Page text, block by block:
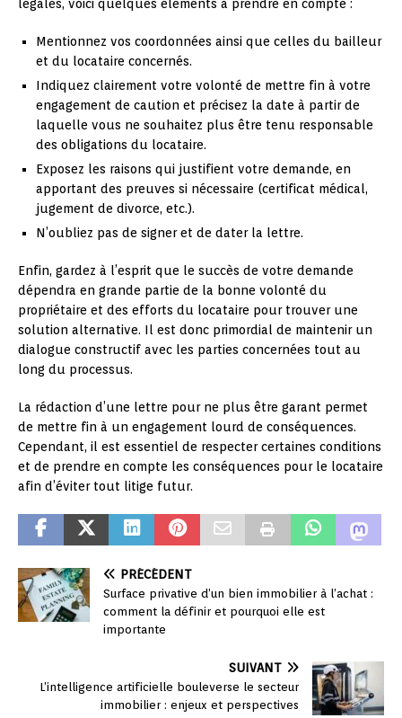
légales, voici quelques éléments à prendre en compte :
Mentionnez vos coordonnées ainsi que celles du bailleur
et du locataire concernés.
Indiquez clairement votre volonté de mettre fin à votre
engagement de caution et précisez la date à partir de
laquelle vous ne souhaitez plus être tenu responsable
des obligations du locataire.
Exposez les raisons qui justifient votre demande, en
apportant des preuves si nécessaire (certificat médical,
jugement de divorce, etc.).
N’oubliez pas de signer et de dater la lettre.
Enfin, gardez à l’esprit que le succès de votre demande
dépendra en grande partie de la bonne volonté du
propriétaire et des efforts du locataire pour trouver une
solution alternative. Il est donc primordial de maintenir un
dialogue constructif avec les parties concernées tout au
long du processus.
La rédaction d’une lettre pour ne plus être garant permet
de mettre fin à un engagement lourd de conséquences.
Cependant, il est essentiel de respecter certaines conditions
et de prendre en compte les conséquences pour le locataire
afin d’éviter tout litige futur.
PRÉCÉDENT
Surface privative d’un bien immobilier à l’achat :
comment la définir et pourquoi elle est
importante
SUIVANT
L’intelligence artificielle bouleverse le secteur
immobilier : enjeux et perspectives